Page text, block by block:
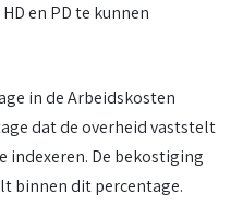
en PD te kunnen
in de Arbeidskosten
dat de overheid vaststelt
indexeren. De bekostiging
binnen dit percentage.